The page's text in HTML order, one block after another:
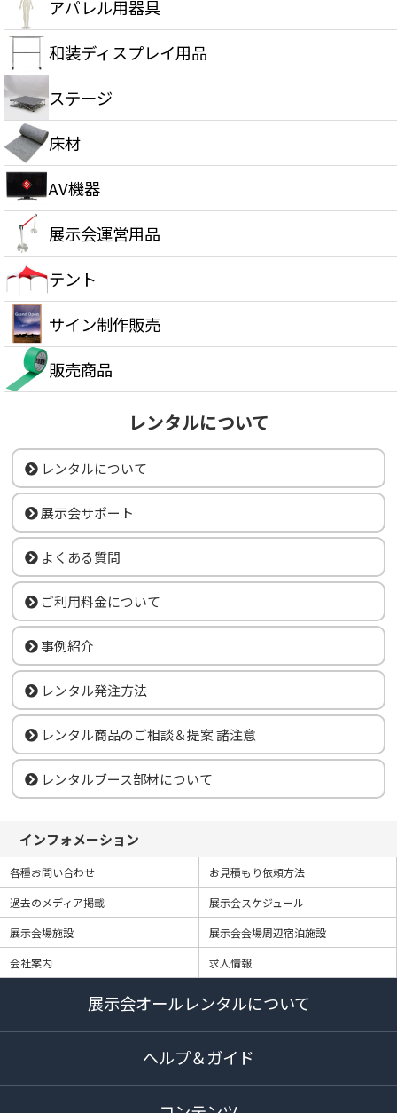
アパレル用器具
和装ディスプレイ用品
ステージ
床材
AV機器
展示会運営用品
テント
サイン制作販売
販売商品
レンタルについて
レンタルについて
展示会サポート
よくある質問
ご利用料金について
事例紹介
レンタル発注方法
レンタル商品のご相談＆提案 諸注意
レンタルブース部材について
インフォメーション
各種お問い合わせ
お見積もり依頼方法
過去のメディア掲載
展示会スケジュール
展示会場施設
展示会会場周辺宿泊施設
会社案内
求人情報
展示会オールレンタルについて
ヘルプ＆ガイド